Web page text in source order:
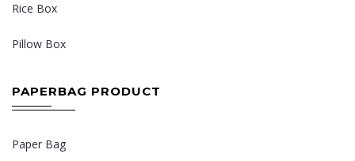
Rice Box
Pillow Box
PAPERBAG PRODUCT
Paper Bag